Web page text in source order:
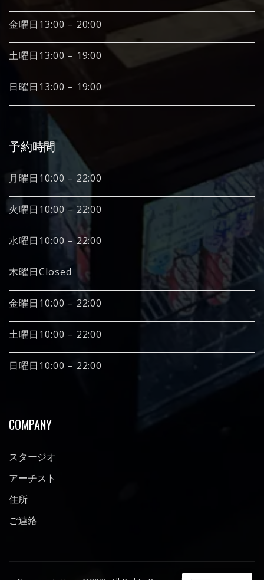
金曜日13:00 – 20:00
土曜日13:00 – 19:00
日曜日13:00 – 19:00
予約時間
月曜日10:00 – 22:00
火曜日10:00 – 22:00
水曜日10:00 – 22:00
木曜日Closed
金曜日10:00 – 22:00
土曜日10:00 – 22:00
日曜日10:00 – 22:00
COMPANY
スタージオ
アーチスト
住所
ご連絡